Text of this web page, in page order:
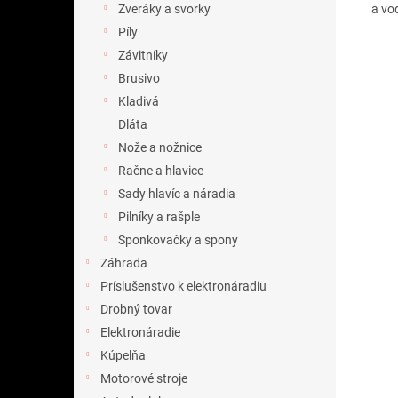
Zveráky a svorky
Píly
Závitníky
Brusivo
Kladivá
Dláta
Nože a nožnice
Račne a hlavice
Sady hlavíc a náradia
Pilníky a rašple
Sponkovačky a spony
Záhrada
Príslušenstvo k elektronáradiu
Drobný tovar
Elektronáradie
Kúpelňa
Motorové stroje
a